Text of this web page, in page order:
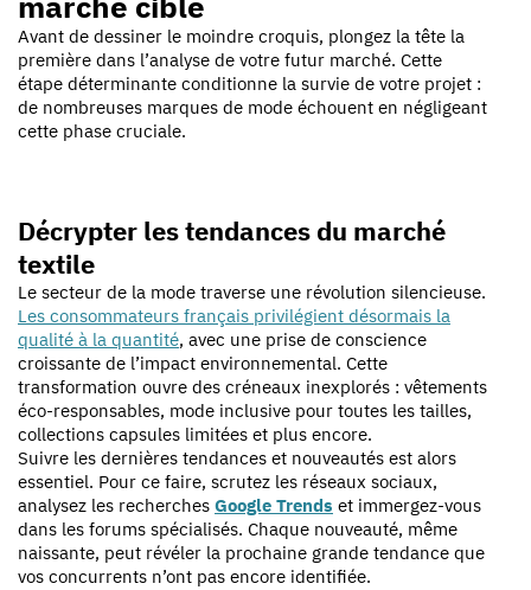
Avant de dessiner le moindre croquis, plongez la tête la
première dans l’analyse de votre futur marché. Cette
étape déterminante conditionne la survie de votre projet :
de nombreuses marques de mode échouent en négligeant
cette phase cruciale.
Décrypter les tendances du marché
textile
Le secteur de la mode traverse une révolution silencieuse.
Les consommateurs français privilégient désormais la
qualité à la quantité, avec une prise de conscience
croissante de l’impact environnemental. Cette
transformation ouvre des créneaux inexplorés : vêtements
éco-responsables, mode inclusive pour toutes les tailles,
collections capsules limitées et plus encore.
Suivre les dernières tendances et nouveautés est alors
essentiel. Pour ce faire, scrutez les réseaux sociaux,
analysez les recherches Google Trends et immergez-vous
dans les forums spécialisés. Chaque nouveauté, même
naissante, peut révéler la prochaine grande tendance que
vos concurrents n’ont pas encore identifiée.